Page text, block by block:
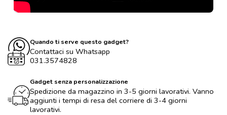
Quando ti serve questo gadget?
Contattaci su Whatsapp
031.3574828
Gadget senza personalizzazione
Spedizione da magazzino in 3-5 giorni lavorativi. Vanno
aggiunti i tempi di resa del corriere di 3-4 giorni
lavorativi.